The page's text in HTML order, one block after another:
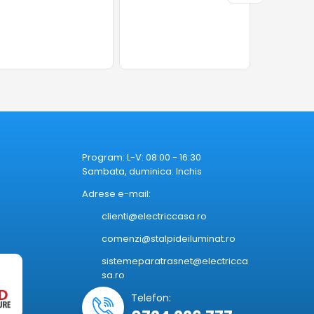
Program: L-V: 08:00 - 16:30
Sambata, duminica: Inchis
Adrese e-mail:
clienti@electriccasa.ro
comenzi@stalpideiluminat.ro
sistemeparatrasnet@electricca
sa.ro
Telefon: